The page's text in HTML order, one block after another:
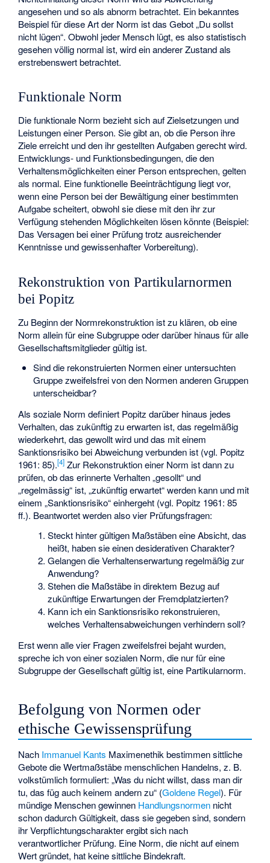
angesehen und so als abnorm betrachtet. Ein bekanntes
Beispiel für diese Art der Norm ist das Gebot „Du sollst
nicht lügen“. Obwohl jeder Mensch lügt, es also statistisch
gesehen völlig normal ist, wird ein anderer Zustand als
erstrebenswert betrachtet.
Funktionale Norm
Die funktionale Norm bezieht sich auf Zielsetzungen und
Leistungen einer Person. Sie gibt an, ob die Person ihre
Ziele erreicht und den ihr gestellten Aufgaben gerecht wird.
Entwicklungs- und Funktionsbedingungen, die den
Verhaltensmöglichkeiten einer Person entsprechen, gelten
als normal. Eine funktionelle Beeinträchtigung liegt vor,
wenn eine Person bei der Bewältigung einer bestimmten
Aufgabe scheitert, obwohl sie diese mit den ihr zur
Verfügung stehenden Möglichkeiten lösen könnte (Beispiel:
Das Versagen bei einer Prüfung trotz ausreichender
Kenntnisse und gewissenhafter Vorbereitung).
Rekonstruktion von Partikularnormen
bei Popitz
Zu Beginn der Normrekonstruktion ist zu klären, ob eine
Norm allein für eine Subgruppe oder darüber hinaus für alle
Gesellschaftsmitglieder gültig ist.
Sind die rekonstruierten Normen einer untersuchten
Gruppe zweifelsfrei von den Normen anderen Gruppen
unterscheidbar?
Als soziale Norm definiert Popitz darüber hinaus jedes
Verhalten, das zukünftig zu erwarten ist, das regelmäßig
wiederkehrt, das gewollt wird und das mit einem
Sanktionsrisiko bei Abweichung verbunden ist (vgl. Popitz
1961: 85).[4] Zur Rekonstruktion einer Norm ist dann zu
prüfen, ob das erinnerte Verhalten „gesollt“ und
„regelmässig“ ist, „zukünftig erwartet“ werden kann und mit
einem „Sanktionsrisiko“ einhergeht (vgl. Popitz 1961: 85
ff.). Beantwortet werden also vier Prüfungsfragen:
Steckt hinter gültigen Maßstäben eine Absicht, das
heißt, haben sie einen desiderativen Charakter?
Gelangen die Verhaltenserwartung regelmäßig zur
Anwendung?
Stehen die Maßstäbe in direktem Bezug auf
zukünftige Erwartungen der Fremdplatzierten?
Kann ich ein Sanktionsrisiko rekonstruieren,
welches Verhaltensabweichungen verhindern soll?
Erst wenn alle vier Fragen zweifelsfrei bejaht wurden,
spreche ich von einer sozialen Norm, die nur für eine
Subgruppe der Gesellschaft gültig ist, eine Partikularnorm.
Befolgung von Normen oder
ethische Gewissensprüfung
Nach Immanuel Kants Maximenethikbestimmen sittliche
Gebote die Wertmaßstäbe menschlichen Handelns, z. B.
volkstümlich formuliert: „Was du nicht willst, dass man dir
tu, das füg auch keinem andern zu“ (Goldene Regel). Für
mündige Menschen gewinnen Handlungsnormen nicht
schon dadurch Gültigkeit, dass sie gegeben sind, sondern
ihr Verpflichtungscharakter ergibt sich nach
verantwortlicher Prüfung. Eine Norm, die nicht auf einem
Wert gründet, hat keine sittliche Bindekraft.